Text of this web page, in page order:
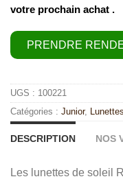
votre prochain achat .
PRENDRE
UGS : 100221
Catégories : Junior,
DESCRIPTION NOS
Les lunettes de soleil